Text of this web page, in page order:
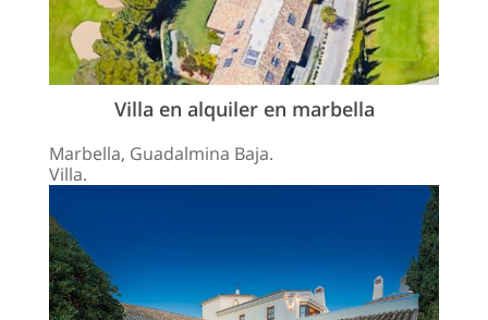
Villa en alquiler en marbella
Marbella, Guadalmina Baja.
Villa.